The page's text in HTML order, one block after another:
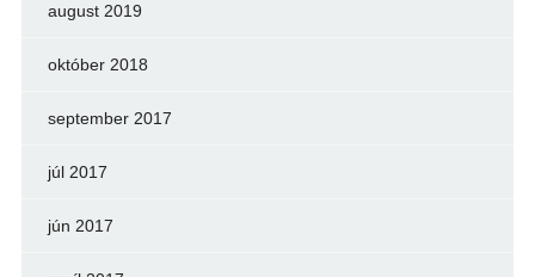
august 2019
október 2018
september 2017
júl 2017
jún 2017